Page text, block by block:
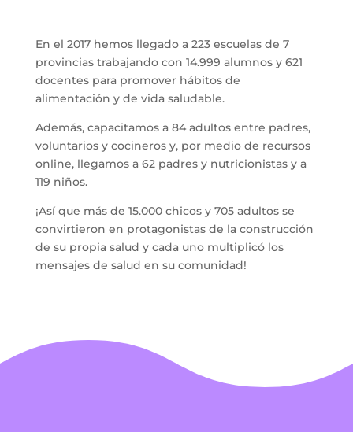
En el 2017 hemos llegado a 223 escuelas de 7
provincias trabajando con 14.999 alumnos y 621
docentes para promover hábitos de
alimentación y de vida saludable.
Además, capacitamos a 84 adultos entre padres,
voluntarios y cocineros y, por medio de recursos
online, llegamos a 62 padres y nutricionistas y a
119 niños.
¡Así que más de 15.000 chicos y 705 adultos se
convirtieron en protagonistas de la construcción
de su propia salud y cada uno multiplicó los
mensajes de salud en su comunidad!